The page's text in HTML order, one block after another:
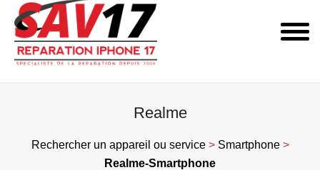
content
Realme
Rechercher un appareil ou service> Smartphone>
Realme-Smartphone